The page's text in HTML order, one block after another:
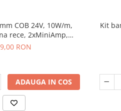
COB 24V, 10W/m,
rece, 2xMiniAmp,
5 m
RON
ADAUGA IN COS
Kit